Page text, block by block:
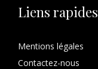
Liens rapides
Mentions légales
Contactez-nous